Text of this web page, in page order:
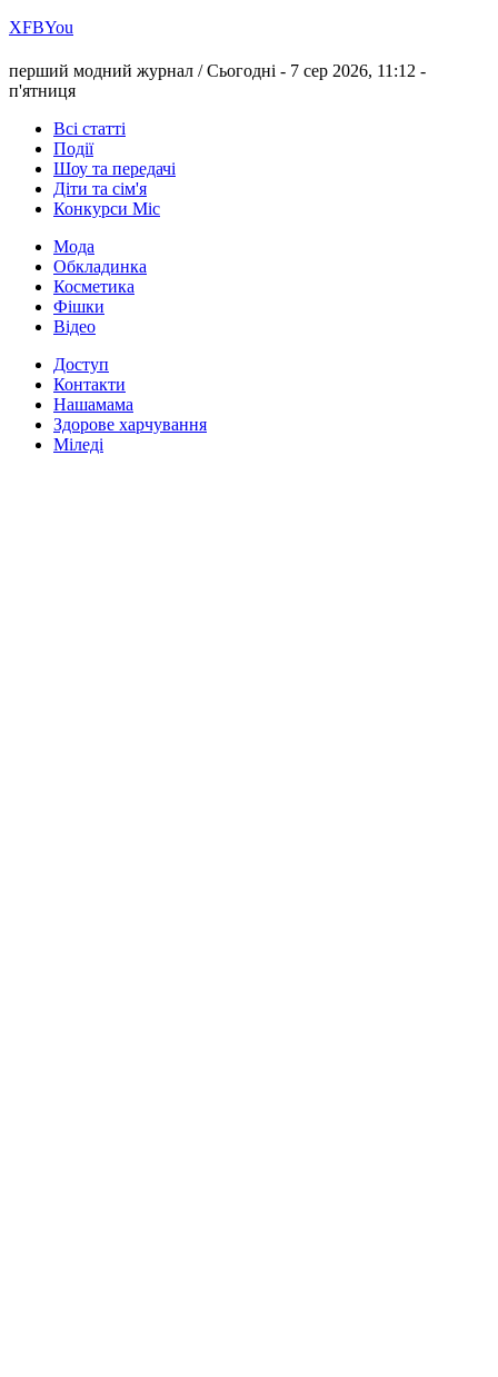
ХFBYou
перший модний журнал /Сьогодні - 7 сер 2026, 11:12 -
п'ятниця
Всі статті
Події
Шоу та передачі
Діти та сім'я
Конкурси Міс
Мода
Обкладинка
Косметика
Фішки
Відео
Доступ
Контакти
Нашамама
Здорове харчування
Міледі